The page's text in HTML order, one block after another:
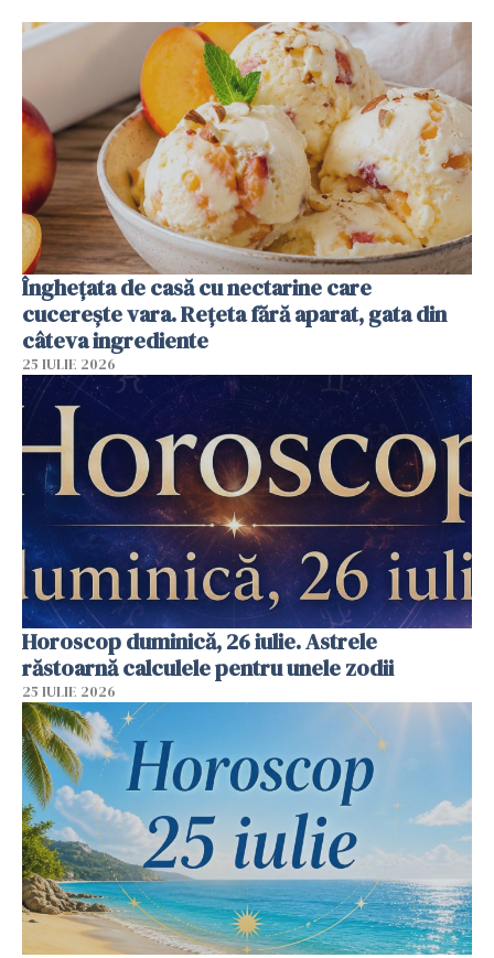
Înghețata de casă cu nectarine care
cucerește vara. Rețeta fără aparat, gata din
câteva ingrediente
25 IULIE 2026
Horoscop duminică, 26 iulie. Astrele
răstoarnă calculele pentru unele zodii
25 IULIE 2026